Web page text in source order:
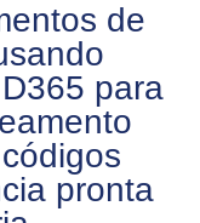
de
para
pronta